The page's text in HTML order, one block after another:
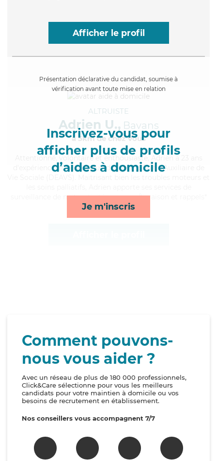
Afficher le profil
Présentation déclarative du candidat, soumise à
vérification avant toute mise en relation
Inscrivez-vous pour
afficher plus de profils
d’aides à domicile
Je m'inscris
ALTRUISTE
Adrien U., Bavans
à 5km de chez Vous
, volontaire et enthousiaste, Adrien a 23 ans
d'expérience et possède un diplôme d'État d'Auxiliaire de
surveillance de nuit, activités, courses/livraison et rappels*
Comment pouvons-
nous vous aider ?
Avec un réseau de plus de 180 000 professionnels,
Click&Care sélectionne pour vous les meilleurs
candidats pour votre maintien à domicile ou vos
besoins de recrutement en établissement.
Nos conseillers vous accompagnent 7/7